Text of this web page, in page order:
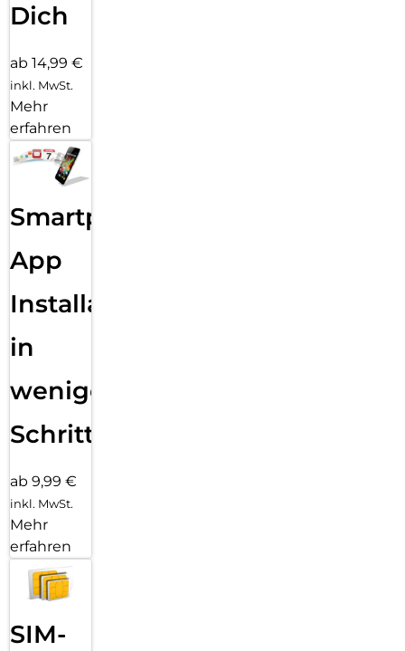
Dich
ab 14,99 €
inkl. MwSt.
Mehr
erfahren
Smartphone
App
Installation
in
wenigen
Schritten
ab 9,99 €
inkl. MwSt.
Mehr
erfahren
SIM-